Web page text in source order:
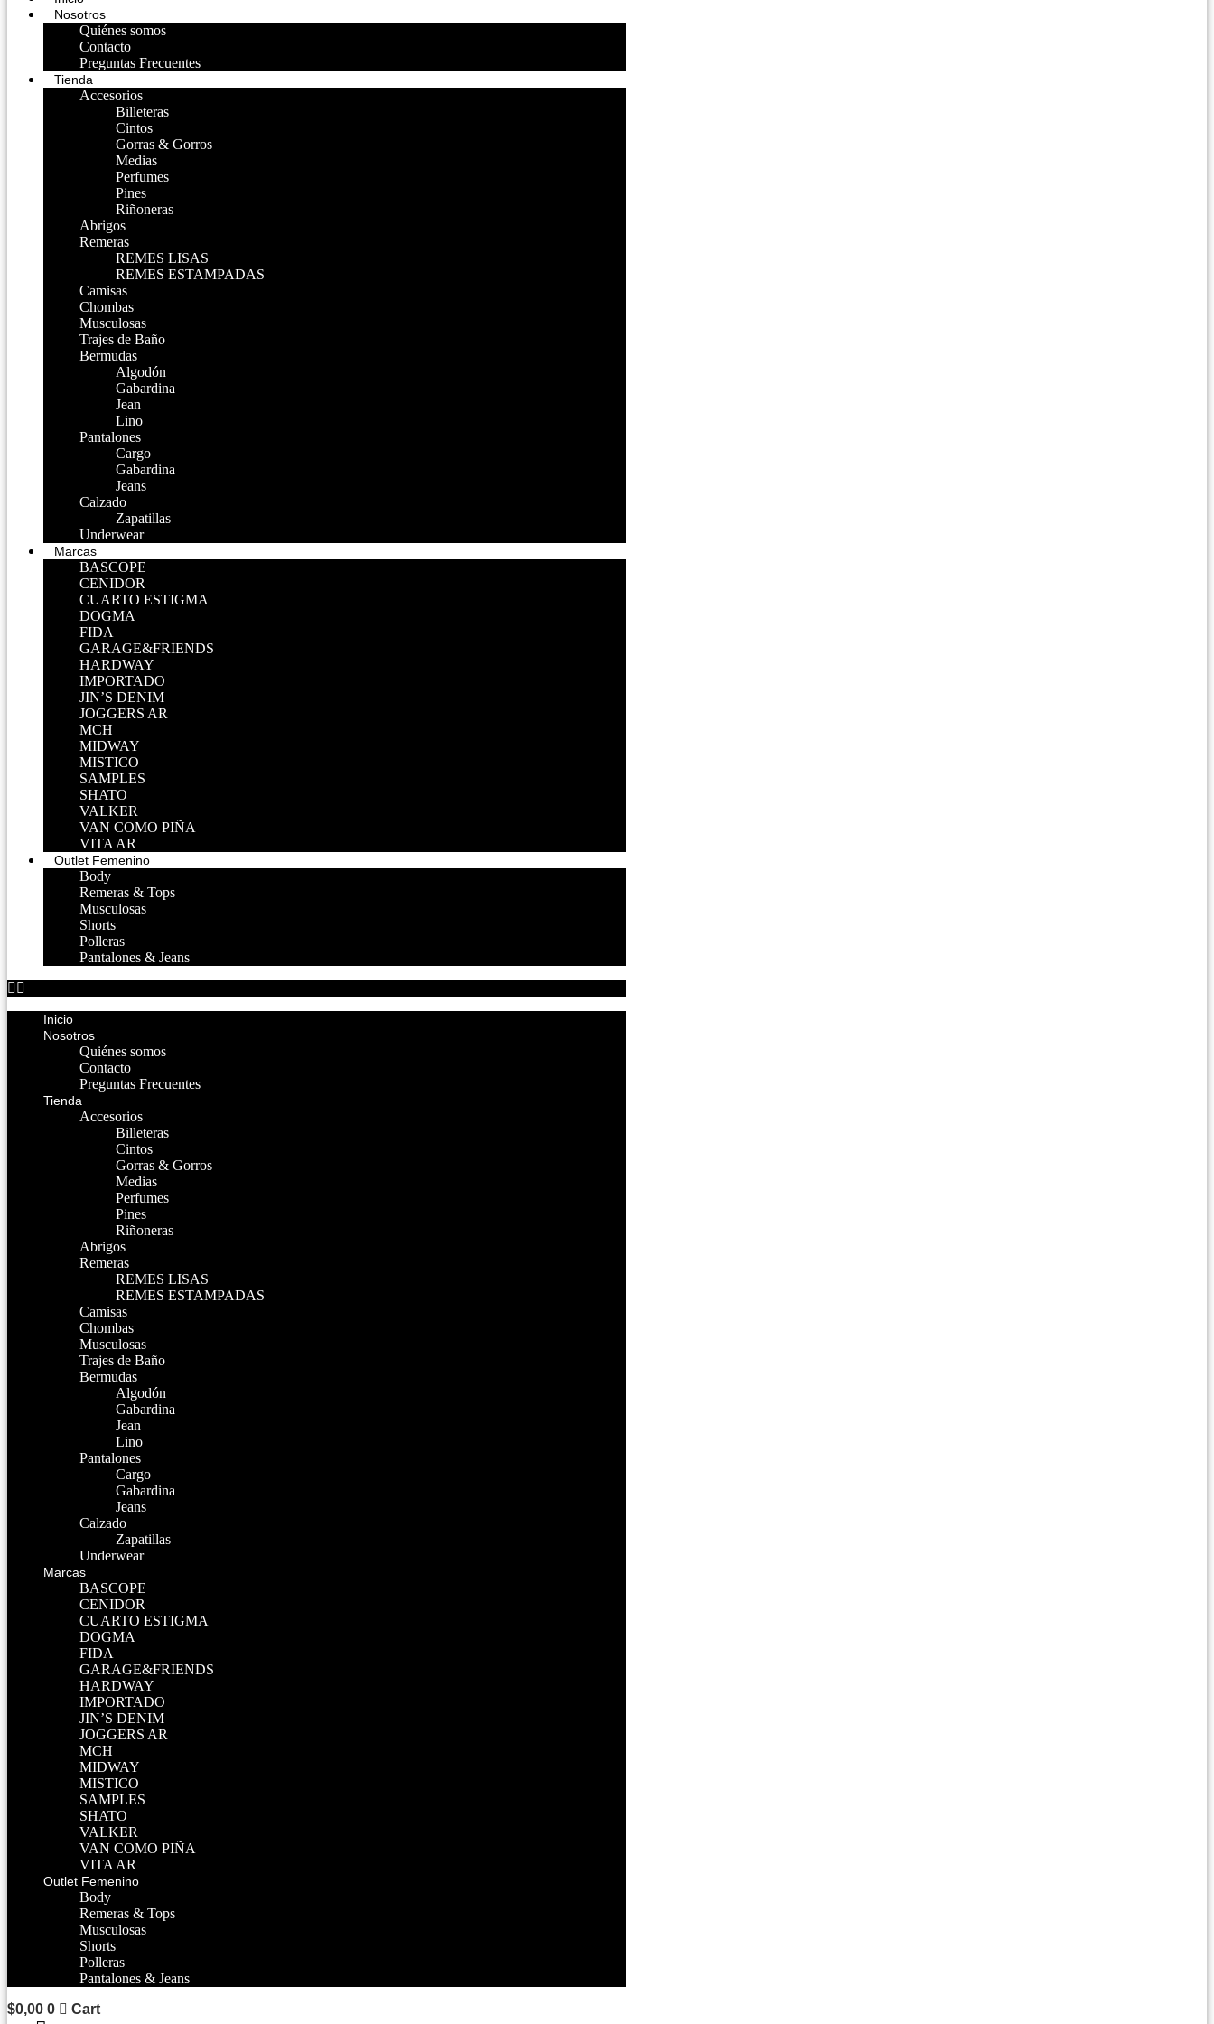
Nosotros
Quiénes somos
Contacto
Preguntas Frecuentes
Tienda
Accesorios
Billeteras
Cintos
Gorras & Gorros
Medias
Perfumes
Pines
Riñoneras
Abrigos
Remeras
REMES LISAS
REMES ESTAMPADAS
Camisas
Chombas
Musculosas
Trajes de Baño
Bermudas
Algodón
Gabardina
Jean
Lino
Pantalones
Cargo
Gabardina
Jeans
Calzado
Zapatillas
Underwear
Marcas
BASCOPE
CENIDOR
CUARTO ESTIGMA
DOGMA
FIDA
GARAGE&FRIENDS
HARDWAY
IMPORTADO
JIN’S DENIM
JOGGERS AR
MCH
MIDWAY
MISTICO
SAMPLES
SHATO
VALKER
VAN COMO PIÑA
VITA AR
Outlet Femenino
Body
Remeras & Tops
Musculosas
Shorts
Polleras
Pantalones & Jeans
Inicio
Nosotros
Quiénes somos
Contacto
Preguntas Frecuentes
Tienda
Accesorios
Billeteras
Cintos
Gorras & Gorros
Medias
Perfumes
Pines
Riñoneras
Abrigos
Remeras
REMES LISAS
REMES ESTAMPADAS
Camisas
Chombas
Musculosas
Trajes de Baño
Bermudas
Algodón
Gabardina
Jean
Lino
Pantalones
Cargo
Gabardina
Jeans
Calzado
Zapatillas
Underwear
Marcas
BASCOPE
CENIDOR
CUARTO ESTIGMA
DOGMA
FIDA
GARAGE&FRIENDS
HARDWAY
IMPORTADO
JIN’S DENIM
JOGGERS AR
MCH
MIDWAY
MISTICO
SAMPLES
SHATO
VALKER
VAN COMO PIÑA
VITA AR
Outlet Femenino
Body
Remeras & Tops
Musculosas
Shorts
Polleras
Pantalones & Jeans
$0,00 0 Cart